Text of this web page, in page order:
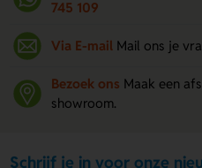
745 109
Via E-mail Mail ons je
Bezoek ons Maak een
showroom.
Schrijf je in voor onze